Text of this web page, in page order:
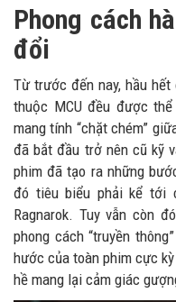
Phong cách
đổi
Từ trước đến nay, hầu
thuộc MCU đều được
mang tính “chặt chém”
đã bắt đầu trở nên cũ kỹ
phim đã tạo ra những
đó tiêu biểu phải kể tới
Ragnarok. Tuy vẫn còn
phong cách “truyền
hước của toàn phim cực
hề mang lại cảm giác